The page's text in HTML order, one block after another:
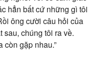
hẳn bất cứ những gì tôi
ông cười câu hỏi của
sau, chúng tôi ra về.
còn gặp nhau.”